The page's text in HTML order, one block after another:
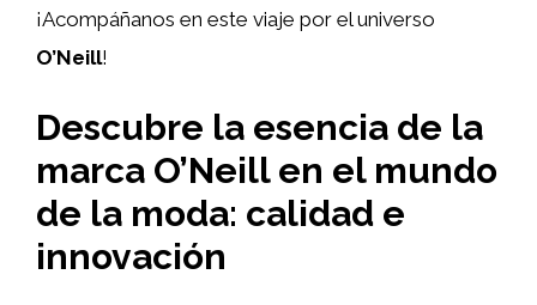
¡Acompáñanos en este viaje por el universo
O’Neill!
Descubre la esencia de la
marca O’Neill en el mundo
de la moda: calidad e
innovación